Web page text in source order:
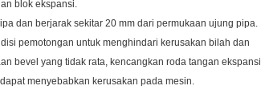
blok ekspansi.
dan berjarak sekitar 20 mm dari permukaan ujung pipa.
pemotongan untuk menghindari kerusakan bilah dan
bevel yang tidak rata, kencangkan roda tangan ekspansi
menyebabkan kerusakan pada mesin.